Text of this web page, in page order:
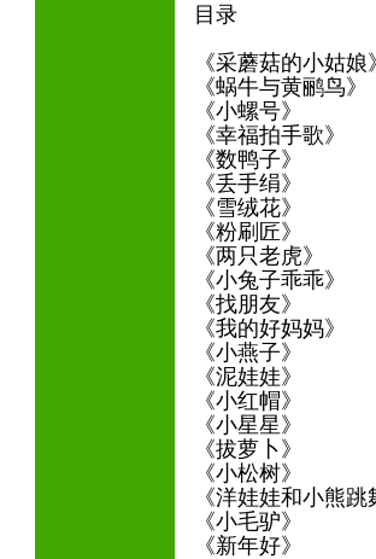
目录
《采蘑菇的小姑
《蜗牛与黄鹂鸟》
《小螺号》
《幸福拍手歌》
《数鸭子》
《丢手绢》
《雪绒花》
《粉刷匠》
《两只老虎》
《小兔子乖乖》
《找朋友》
《我的好妈妈》
《小燕子》
《泥娃娃》
《小红帽》
《小星星》
《拔萝卜》
《小松树》
《洋娃娃和小熊
《小毛驴》
《新年好》